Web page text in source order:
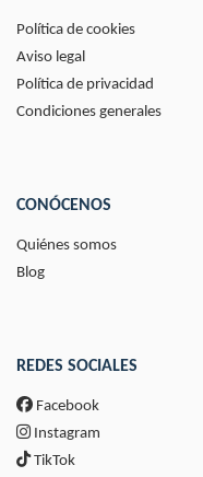
Política de cookies
Aviso legal
Política de privacidad
Condiciones generales
CONÓCENOS
Quiénes somos
Blog
REDES SOCIALES
Facebook
Instagram
TikTok